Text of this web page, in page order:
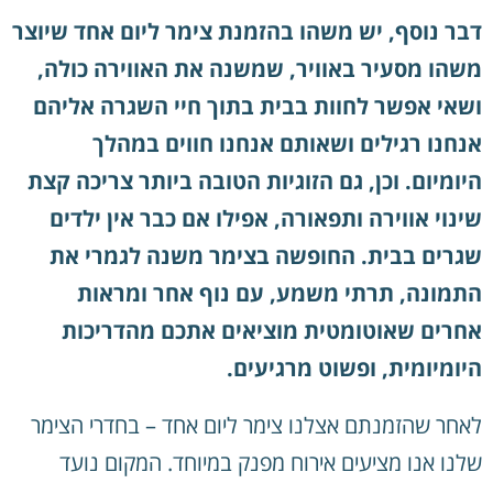
דבר נוסף, יש משהו בהזמנת צימר ליום אחד שיוצר
משהו מסעיר באוויר, שמשנה את האווירה כולה,
ושאי אפשר לחוות בבית בתוך חיי השגרה אליהם
אנחנו רגילים ושאותם אנחנו חווים במהלך
היומיום. וכן, גם הזוגיות הטובה ביותר צריכה קצת
שינוי אווירה ותפאורה, אפילו אם כבר אין ילדים
שגרים בבית. החופשה בצימר משנה לגמרי את
התמונה, תרתי משמע, עם נוף אחר ומראות
אחרים שאוטומטית מוציאים אתכם מהדריכות
היומיומית, ופשוט מרגיעים.
לאחר שהזמנתם אצלנו צימר ליום אחד – בחדרי הצימר
שלנו אנו מציעים אירוח מפנק במיוחד. המקום נועד